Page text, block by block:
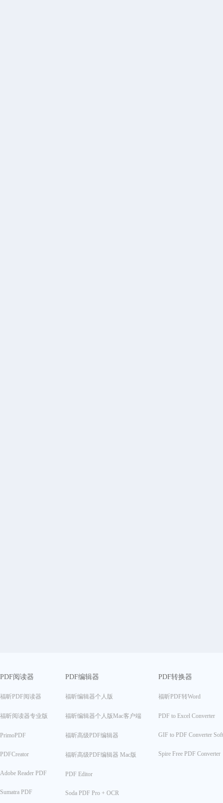
PDF阅读器
福昕PDF阅读器
福昕阅读器专业版
PrimoPDF
PDFCreator
Adobe Reader PDF
Sumatra PDF
PDF编辑器
福昕编辑器个人版
福昕编辑器个人版Mac客户端
福昕高级PDF编辑器
福昕高级PDF编辑器 Mac版
PDF Editor
Soda PDF Pro + OCR
PDF转换器
福昕PDF转Word
PDF to Excel Converter
GIF to PDF Converter
Spire Free PDF Converter